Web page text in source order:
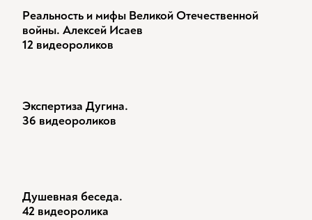
Реальность и мифы Великой Отечественной
войны. Алексей Исаев
12 видеороликов
Экспертиза Дугина.
36 видеороликов
Душевная беседа.
42 видеоролика